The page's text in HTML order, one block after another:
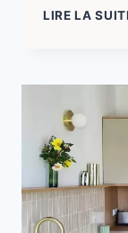
LIRE LA